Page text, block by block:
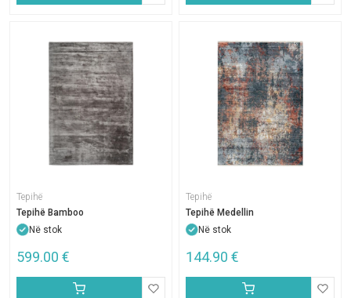
Tepihë
Tepihë Bamboo
Në stok
599.00 €
Tepihë
Tepihë Medellin
Në stok
144.90 €